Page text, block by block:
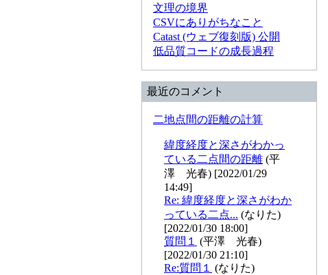
文理の境界
CSVにありがちなこと
Catast (ウェブ復刻版) 公開
低品質コードの成長過程
最近のコメント
二地点間の距離の計算
緯度経度と深さがわかっ
ている二点間の距離 (平
澤 光春) [2022/01/29
14:49]
Re: 緯度経度と深さがわか
っている二点... (なりた)
[2022/01/30 18:00]
質問１
(平澤 光春)
[2022/01/30 21:10]
Re:質問１
(なりた)